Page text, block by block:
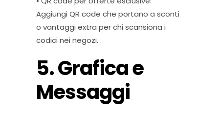
Aggiungi QR code che portano a sconti
o vantaggi extra per chi scansiona i
codici nei negozi.
5. Grafica e
Messaggi